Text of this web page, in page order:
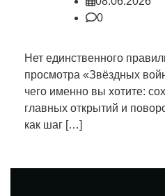
0
Нет единственного
просмотра «Звёздных
чего именно вы хотите:
главных открытий и
как шаг […]